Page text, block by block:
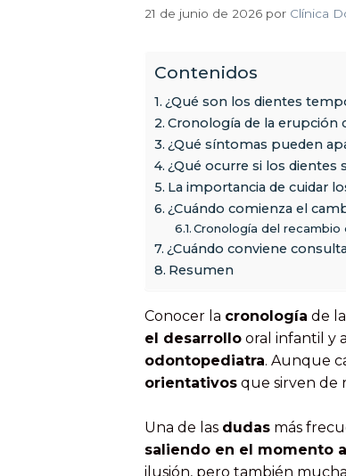
21 de junio de 2026 por Clínica
Contenidos
¿Qué son los dientes
Cronología de la erupción
¿Qué síntomas pueden
¿Qué ocurre si los dientes
La importancia de cuidar
¿Cuándo comienza el
Cronología del recambio
¿Cuándo conviene
Resumen
Conocer la cronología de
el desarrollo oral infantil y
odontopediatra. Aunque
orientativos que sirven de
Una de las dudas más
saliendo en el momento
ilusión, pero también